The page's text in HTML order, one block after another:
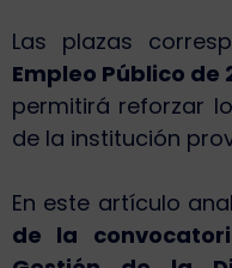
Las plazas
Empleo Público de
permitirá reforzar
de la institución
En este artículo
de la